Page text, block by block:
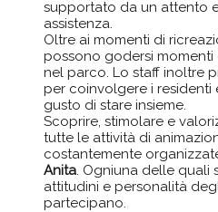
supportato da un attento
assistenza.
Oltre ai momenti di
possono godersi
nel parco. Lo staff inoltre
per coinvolgere i residenti
gusto di stare insieme.
Scoprire, stimolare e
tutte le attività di
costantemente
Anita. Ogniuna delle quali
attitudini e personalità
partecipano.